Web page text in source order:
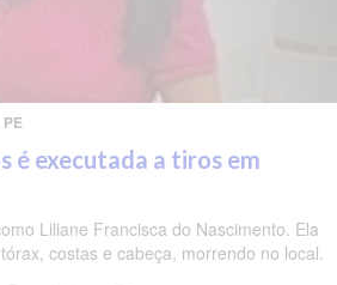
é executada a tiros em
Liliane Francisca do Nascimento. Ela
costas e cabeça, morrendo no local.